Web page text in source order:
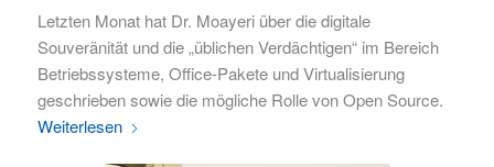
Letzten Monat hat Dr. Moayeri über die digitale
Souveränität und die „üblichen Verdächtigen“ im Bereich
Betriebssysteme, Office-Pakete und Virtualisierung
geschrieben sowie die mögliche Rolle von Open Source.
Weiterlesen